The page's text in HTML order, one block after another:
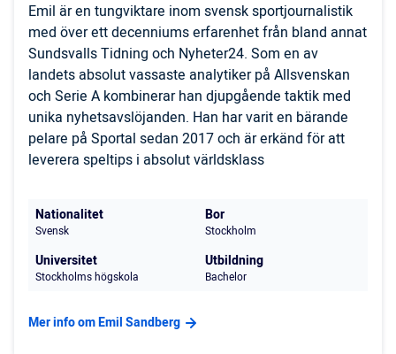
Emil är en tungviktare inom svensk sportjournalistik
med över ett decenniums erfarenhet från bland annat
Sundsvalls Tidning och Nyheter24. Som en av
landets absolut vassaste analytiker på Allsvenskan
och Serie A kombinerar han djupgående taktik med
unika nyhetsavslöjanden. Han har varit en bärande
pelare på Sportal sedan 2017 och är erkänd för att
leverera speltips i absolut världsklass
Nationalitet
Svensk
Bor
Stockholm
Universitet
Stockholms högskola
Utbildning
Bachelor
Mer info om Emil Sandberg